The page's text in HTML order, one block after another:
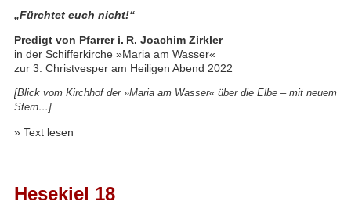
„Fürchtet euch nicht!“
Predigt von Pfarrer i. R. Joachim Zirkler
in der Schifferkirche »Maria am Wasser«
zur 3. Christvesper am Heiligen Abend 2022
[Blick vom Kirchhof der »Maria am Wasser« über die Elbe – mit neuem
Stern…]
» Text lesen
Hesekiel 18